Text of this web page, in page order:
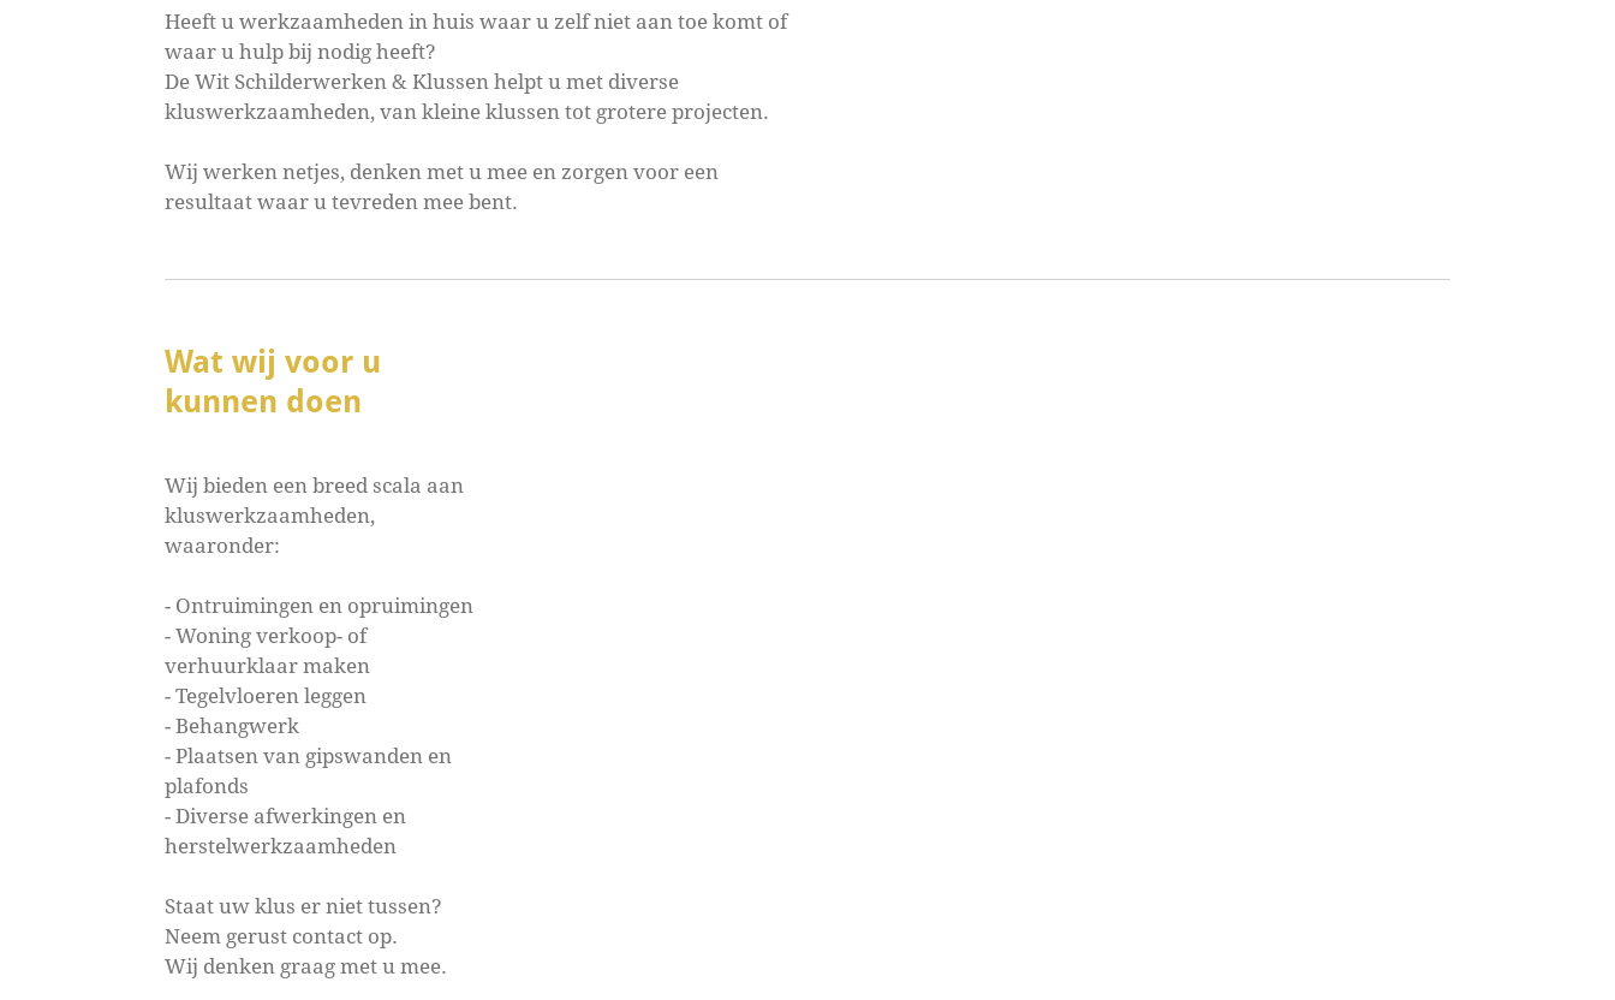
Heeft u werkzaamheden in huis waar u zelf niet aan toe komt of
waar u hulp bij nodig heeft?
De Wit Schilderwerken & Klussen helpt u met diverse
kluswerkzaamheden, van kleine klussen tot grotere projecten.
Wij werken netjes, denken met u mee en zorgen voor een
resultaat waar u tevreden mee bent.
Wat wij voor u
kunnen doen
Wij bieden een breed scala aan
kluswerkzaamheden,
waaronder:
- Ontruimingen en opruimingen
- Woning verkoop- of
verhuurklaar maken
- Tegelvloeren leggen
- Behangwerk
- Plaatsen van gipswanden en
plafonds
- Diverse afwerkingen en
herstelwerkzaamheden
Staat uw klus er niet tussen?
Neem gerust contact op.
Wij denken graag met u mee.